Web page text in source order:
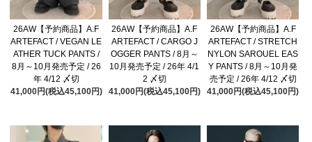
26AW【予約商品】A.F
ARTEFACT / VEGAN LE
ATHER TUCK PANTS /
8月～10月発売予定 / 26
年 4/12 〆切
41,000円(税込45,100円)
26AW【予約商品】A.F
ARTEFACT / CARGO J
OGGER PANTS / 8月～
10月発売予定 / 26年 4/1
2 〆切
41,000円(税込45,100円)
26AW【予約商品】A.F
ARTEFACT / STRETCH
NYLON SAROUEL EAS
Y PANTS / 8月～10月発
売予定 / 26年 4/12 〆切
41,000円(税込45,100円)